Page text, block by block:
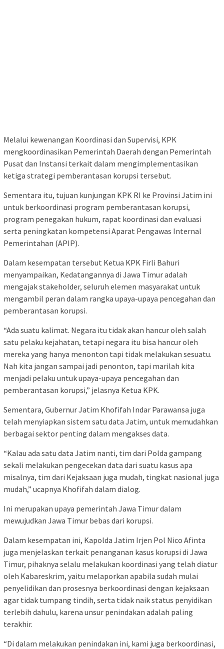
Melalui kewenangan Koordinasi dan Supervisi, KPK
mengkoordinasikan Pemerintah Daerah dengan Pemerintah
Pusat dan Instansi terkait dalam mengimplementasikan
ketiga strategi pemberantasan korupsi tersebut.
Sementara itu, tujuan kunjungan KPK RI ke Provinsi Jatim ini
untuk berkoordinasi program pemberantasan korupsi,
program penegakan hukum, rapat koordinasi dan evaluasi
serta peningkatan kompetensi Aparat Pengawas Internal
Pemerintahan (APIP).
Dalam kesempatan tersebut Ketua KPK Firli Bahuri
menyampaikan, Kedatangannya di Jawa Timur adalah
mengajak stakeholder, seluruh elemen masyarakat untuk
mengambil peran dalam rangka upaya-upaya pencegahan dan
pemberantasan korupsi.
“Ada suatu kalimat. Negara itu tidak akan hancur oleh salah
satu pelaku kejahatan, tetapi negara itu bisa hancur oleh
mereka yang hanya menonton tapi tidak melakukan sesuatu.
Nah kita jangan sampai jadi penonton, tapi marilah kita
menjadi pelaku untuk upaya-upaya pencegahan dan
pemberantasan korupsi,” jelasnya Ketua KPK.
Sementara, Gubernur Jatim Khofifah Indar Parawansa juga
telah menyiapkan sistem satu data Jatim, untuk memudahkan
berbagai sektor penting dalam mengakses data.
“Kalau ada satu data Jatim nanti, tim dari Polda gampang
sekali melakukan pengecekan data dari suatu kasus apa
misalnya, tim dari Kejaksaan juga mudah, tingkat nasional juga
mudah,” ucapnya Khofifah dalam dialog.
Ini merupakan upaya pemerintah Jawa Timur dalam
mewujudkan Jawa Timur bebas dari korupsi.
Dalam kesempatan ini, Kapolda Jatim Irjen Pol Nico Afinta
juga menjelaskan terkait penanganan kasus korupsi di Jawa
Timur, pihaknya selalu melakukan koordinasi yang telah diatur
oleh Kabareskrim, yaitu melaporkan apabila sudah mulai
penyelidikan dan prosesnya berkoordinasi dengan kejaksaan
agar tidak tumpang tindih, serta tidak naik status penyidikan
terlebih dahulu, karena unsur penindakan adalah paling
terakhir.
“Di dalam melakukan penindakan ini, kami juga berkoordinasi,